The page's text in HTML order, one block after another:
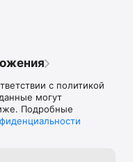
с политикой
могут
Подробные